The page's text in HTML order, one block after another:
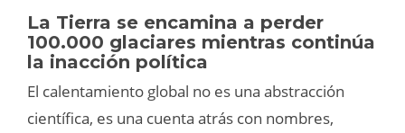
La Tierra se encamina a perder
100.000 glaciares mientras continúa
la inacción política
El calentamiento global no es una abstracción
científica, es una cuenta atrás con nombres,